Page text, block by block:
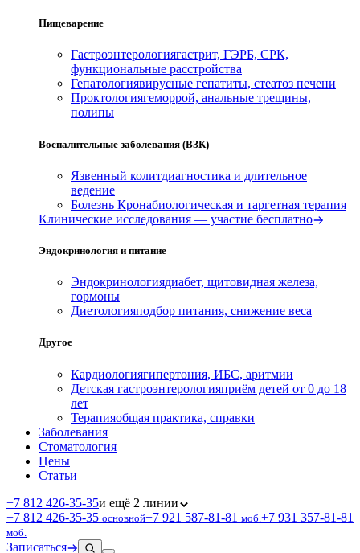
Пищеварение
Гастроэнтерологиягастрит, ГЭРБ, СРК,
функциональные расстройства
Гепатологиявирусные гепатиты, стеатоз печени
Проктологиягеморрой, анальные трещины,
полипы
Воспалительные заболевания (ВЗК)
Язвенный колитдиагностика и длительное
ведение
Болезнь Кронабиологическая и таргетная терапия
Клинические исследования — участие бесплатно
Эндокринология и питание
Эндокринологиядиабет, щитовидная железа,
гормоны
Диетологияподбор питания, снижение веса
Другое
Кардиологиягипертония, ИБС, аритмии
Детская гастроэнтерологияприём детей от 0 до 18
лет
Терапияобщая практика, справки
Заболевания
Стоматология
Цены
Статьи
+7 812 426‑35‑35и ещё 2 линии
+7 812 426‑35‑35 основной+7 921 587‑81‑81 моб. +7 931 357‑81‑81
моб.
Записаться